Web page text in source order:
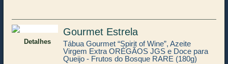
Detalhes
Gourmet Estrela
Tábua Gourmet “Spirit of Wine”, Azeite
Virgem Extra ORÉGÃOS JGS e Doce para
Queijo - Frutos do Bosque RARE (180g)